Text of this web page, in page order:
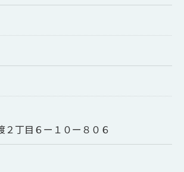
２丁目６ー１０ー８０６